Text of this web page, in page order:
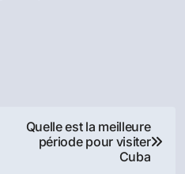
Quelle est la meilleure
période pour visiter
Cuba